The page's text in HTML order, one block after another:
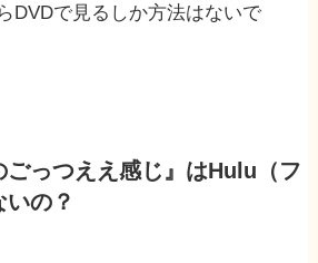
DVDで見るしか方法はないで
ごっつええ感じ』はHulu（フ
の？